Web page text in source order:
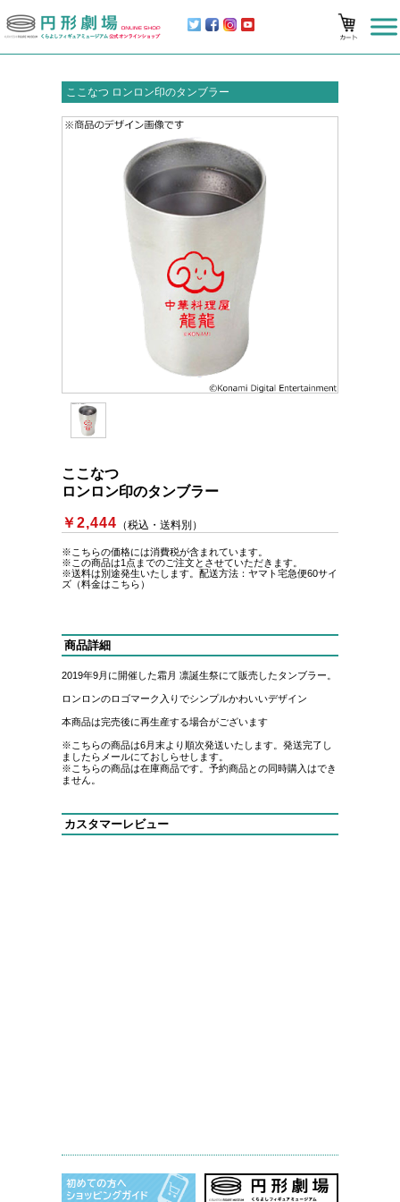
ここなつ ロンロン印のタンブラー
ここなつ
ロンロン印のタンブラー
￥2,444 （税込・送料別）
※こちらの価格には消費税が含まれています。
※この商品は1点までのご注文とさせていただきます。
※送料は別途発生いたします。 配送方法：ヤマト宅急便60サイ
ズ（料金はこちら）
商品詳細
2019年9月に開催した霜月 凛誕生祭にて販売したタンブラー。
ロンロンのロゴマーク入りでシンプルかわいいデザイン
本商品は完売後に再生産する場合がございます
※こちらの商品は6月末より順次発送いたします。発送完了し
ましたらメールにておしらせします。
※こちらの商品は在庫商品です。予約商品との同時購入はでき
ません。
カスタマーレビュー